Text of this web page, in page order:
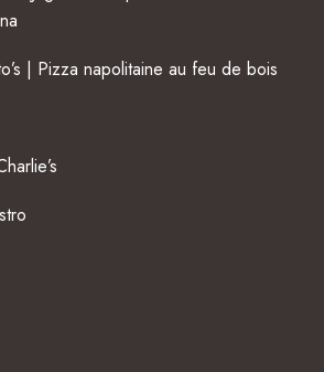
| Pizza napolitaine au feu de bois